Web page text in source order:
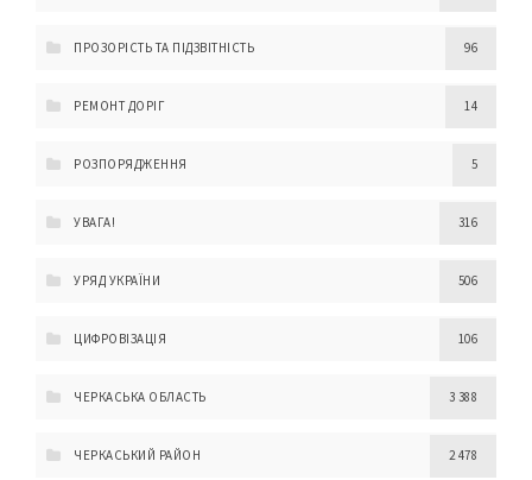
ПРОЗОРІСТЬ ТА ПІДЗВІТНІСТЬ 96
РЕМОНТ ДОРІГ 14
РОЗПОРЯДЖЕННЯ 5
УВАГА! 316
УРЯД УКРАЇНИ 506
ЦИФРОВІЗАЦІЯ 106
ЧЕРКАСЬКА ОБЛАСТЬ 3 388
ЧЕРКАСЬКИЙ РАЙОН 2 478